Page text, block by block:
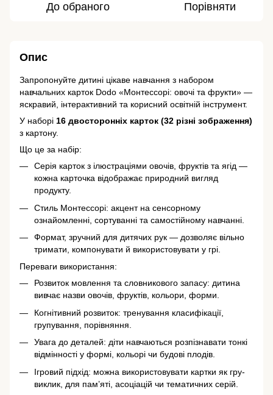
До обраного Порівняти
Опис
Запропонуйте дитині цікаве навчання з набором
навчальних карток Dodo «Монтессорі: овочі та фрукти» —
яскравий, інтерактивний та корисний освітній інструмент.
У наборі 16 двосторонніх карток (32 різні зображення)
з картону.
Що це за набір:
Серія карток з ілюстраціями овочів, фруктів та ягід —
кожна карточка відображає природний вигляд
продукту.
Стиль Монтессорі: акцент на сенсорному
ознайомленні, сортуванні та самостійному навчанні.
Формат, зручний для дитячих рук — дозволяє вільно
тримати, компонувати й використовувати у грі.
Переваги використання:
Розвиток мовлення та словникового запасу: дитина
вивчає назви овочів, фруктів, кольори, форми.
Когнітивний розвиток: тренування класифікації,
групування, порівняння.
Увага до деталей: діти навчаються розпізнавати тонкі
відмінності у формі, кольорі чи будові плодів.
Ігровий підхід: можна використовувати картки як гру-
виклик, для пам’яті, асоціацій чи тематичних серій.